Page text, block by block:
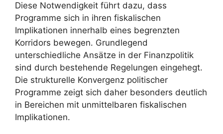
Diese Notwendigkeit führt dazu, dass
Programme sich in ihren fiskalischen
Implikationen innerhalb eines begrenzten
Korridors bewegen. Grundlegend
unterschiedliche Ansätze in der Finanzpolitik
sind durch bestehende Regelungen eingehegt.
Die strukturelle Konvergenz politischer
Programme zeigt sich daher besonders deutlich
in Bereichen mit unmittelbaren fiskalischen
Implikationen.